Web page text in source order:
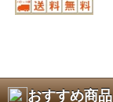
おすすめ商品